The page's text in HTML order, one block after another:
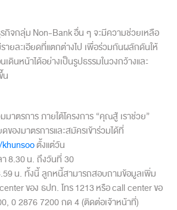
รกิจกลุ่ม Non-Bank อื่น ๆ จะมีความช่วยเหลือ
ายละเอียดที่แตกต่างไป เพื่อร่วมกันผลักดันให้
เดินหน้าได้อย่างเป็นรูปธรรมในวงกว้างและ
น
มาตรการ ภายใต้โครงการ “คุณสู้ เราช่วย”
ของมาตรการและสมัครเข้าร่วมได้ที่
ตั้งแต่วัน
8.30 น. ถึงวันที่ 30
น. ทั้งนี้ ลูกหนี้สามารถสอบถามข้อมูลเพิ่ม
ของ ธปท. โทร 1213 หรือ call center ขอ
0 2876 7200 กด 4 (ติดต่อเจ้าหน้าที่)